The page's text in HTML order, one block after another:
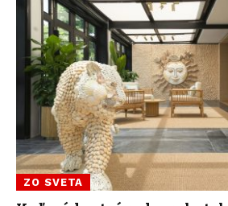
ZO SVETA